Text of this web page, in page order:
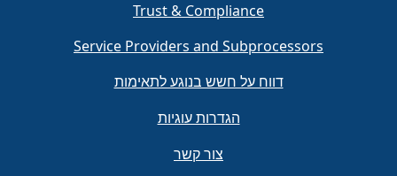
Trust & Compliance
Service Providers and Subprocessors
דווח על חשש בנוגע לתאימות
הגדרות עוגיות
צור קשר